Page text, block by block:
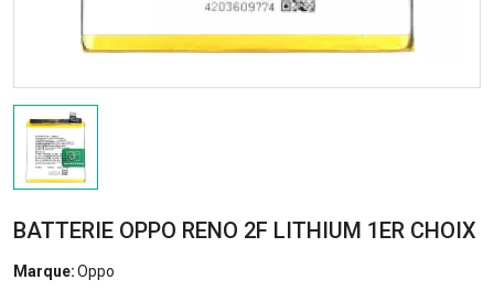
BATTERIE OPPO RENO 2F LITHIUM 1ER CHOIX
Marque:Oppo